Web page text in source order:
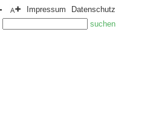
Impressum
Datenschutz